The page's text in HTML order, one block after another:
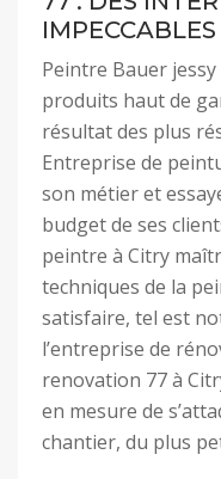
IMPECCABLES
Peintre Bauer
produits haut de
résultat des plus
Entreprise de
son métier et
budget de ses
peintre à Citry
techniques de la
satisfaire, tel est
l’entreprise de
renovation 77 à
en mesure de
chantier, du plus